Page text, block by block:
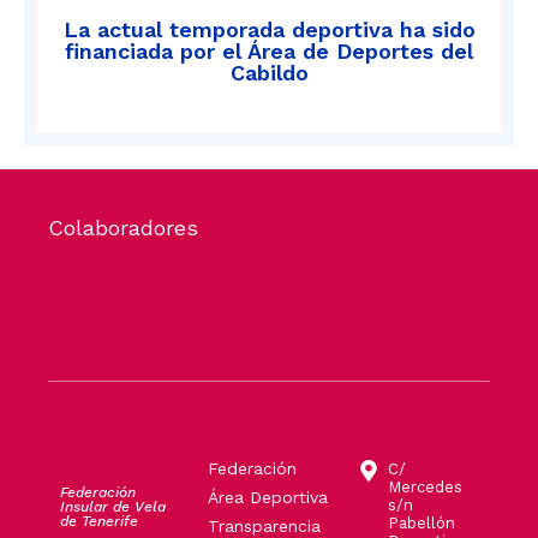
La actual temporada deportiva ha sido
financiada por el Área de Deportes del
Cabildo
Colaboradores
Federación
Insular de Vela
de Tenerife
Federación
Área Deportiva
Transparencia
C/
Mercedes
s/n
Pabellón